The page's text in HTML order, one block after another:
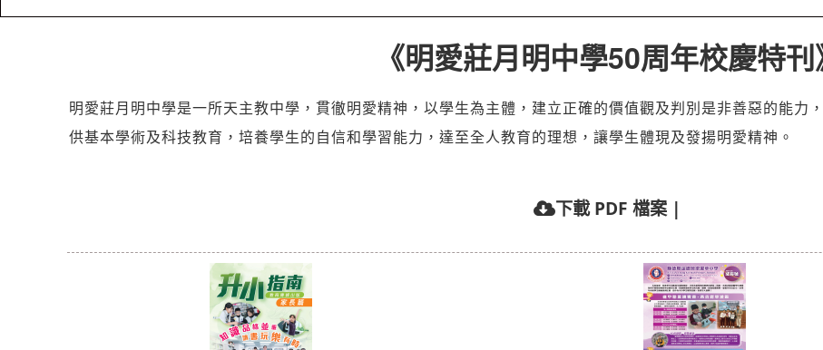
《明愛莊月明中學50周年校慶特刊
明愛莊月明中學是一所天主教中學，貫徹明愛精神，以學生為主體，建立正確的價值觀及判別是非善惡的能力
供基本學術及科技教育，培養學生的自信和學習能力，達至全人教育的理想，讓學生體現及發揚明愛精神。
下載 PDF 檔案 |